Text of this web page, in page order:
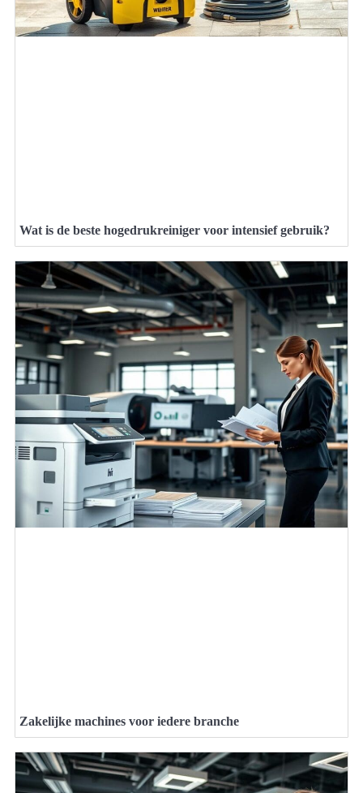
Wat is de beste hogedrukreiniger voor intensief gebruik?
Zakelijke machines voor iedere branche